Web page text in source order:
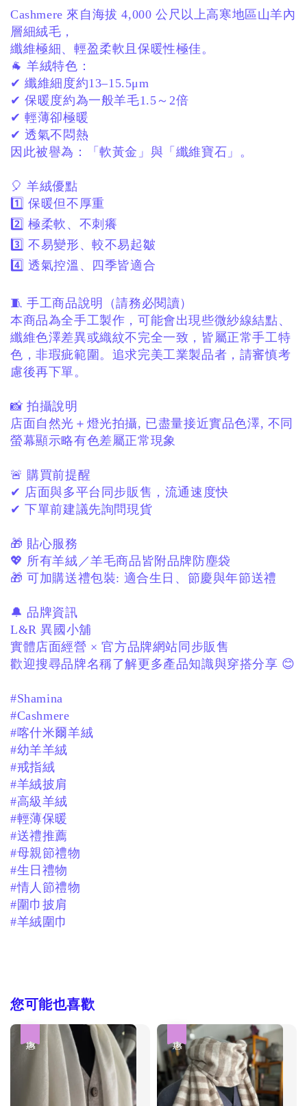
Cashmere 來自海拔 4,000 公尺以上高寒地區山羊內
層細絨毛，
纖維極細、輕盈柔軟且保暖性極佳。
🐐 羊絨特色：
✔ 纖維細度約13–15.5μm
✔ 保暖度約為一般羊毛1.5～2倍
✔ 輕薄卻極暖
✔ 透氣不悶熱
因此被譽為：
「軟黃金」與「纖維寶石」。
🎈 羊絨優點
1️⃣ 保暖但不厚重
2️⃣ 極柔軟、不刺癢
3️⃣ 不易變形、較不易起皺
4️⃣ 透氣控溫、四季皆適合
🧵 手工商品說明（請務必閱讀）
本商品為全手工製作，可能會出現些微紗線結點、
纖維色澤差異或織紋不完全一致， 皆屬正常手工特
色，非瑕疵範圍。 追求完美工業製品者， 請審慎考
慮後再下單。
📸 拍攝說明
店面自然光＋燈光拍攝, 已盡量接近實品色澤, 不同
螢幕顯示略有色差屬正常現象
🚨 購買前提醒
✔ 店面與多平台同步販售，流通速度快
✔ 下單前建議先詢問現貨
🎁 貼心服務
💖 所有羊絨／羊毛商品皆附品牌防塵袋
🎁 可加購送禮包裝: 適合生日、節慶與年節送禮
🔔 品牌資訊
L&R 異國小舖
實體店面經營 × 官方品牌網站同步販售
歡迎搜尋品牌名稱了解更多產品知識與穿搭分享 😊
#Shamina
#Cashmere
#喀什米爾羊絨
#幼羊羊絨
#戒指絨
#羊絨披肩
#高級羊絨
#輕薄保暖
#送禮推薦
#母親節禮物
#生日禮物
#情人節禮物
#圍巾披肩
#羊絨圍巾
您可能也喜歡